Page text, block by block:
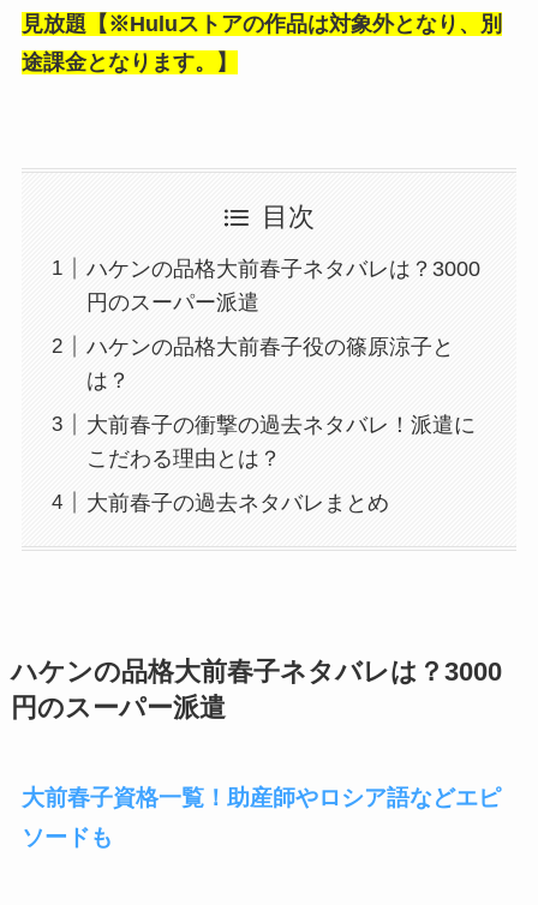
見放題【※Huluストアの作品は対象外となり、別
途課金となります。】
目次
ハケンの品格大前春子ネタバレは？3000
円のスーパー派遣
ハケンの品格大前春子役の篠原涼子と
は？
大前春子の衝撃の過去ネタバレ！派遣に
こだわる理由とは？
大前春子の過去ネタバレまとめ
ハケンの品格大前春子ネタバレは？3000
円のスーパー派遣
大前春子資格一覧！助産師やロシア語などエピ
ソードも